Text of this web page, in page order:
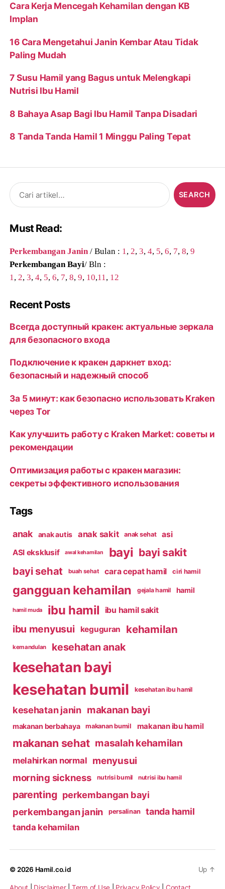
Cara Kerja Mencegah Kehamilan dengan KB
Implan
16 Cara Mengetahui Janin Kembar Atau Tidak
Paling Mudah
7 Susu Hamil yang Bagus untuk Melengkapi
Nutrisi Ibu Hamil
8 Bahaya Asap Bagi Ibu Hamil Tanpa Disadari
8 Tanda Tanda Hamil 1 Minggu Paling Tepat
Search
for:
Must Read:
Perkembangan Janin / Bulan : 1 , 2,3,4, 5,6, 7,8,9
Perkembangan Bayi/ Bln :
1 , 2,3,4, 5,6, 7,8,9, 10,11 , 12
Recent Posts
Всегда доступный кракен: актуальные зеркала
для безопасного входа
Подключение к кракен даркнет вход:
безопасный и надежный способ
За 5 минут: как безопасно использовать Kraken
через Tor
Как улучшить работу с Kraken Market: советы и
рекомендации
Оптимизация работы с кракен магазин:
секреты эффективного использования
Tags
anak anak autis anak sakit anak sehat
asi
ASI eksklusif
awal kehamilan bayi bayi sakit
bayi sehat buah sehat cara cepat hamil ciri hamil
gangguan kehamilan gejala hamil hamil
hamil muda ibu hamil ibu hamil sakit
ibu menyusui keguguran kehamilan
kemandulan kesehatan anak
kesehatan bayi
kesehatan bumil kesehatan ibu hamil
kesehatan janin makanan bayi
makanan berbahaya makanan bumil makanan ibu hamil
makanan sehat masalah kehamilan
melahirkan normal menyusui
morning sickness nutrisi bumil nutrisi ibu hamil
parenting perkembangan bayi
perkembangan janin
persalinan tanda hamil
tanda kehamilan
© 2026 Hamil.co.id
About Disclaimer| Term of Use Privacy Policy Contact
Up ↑